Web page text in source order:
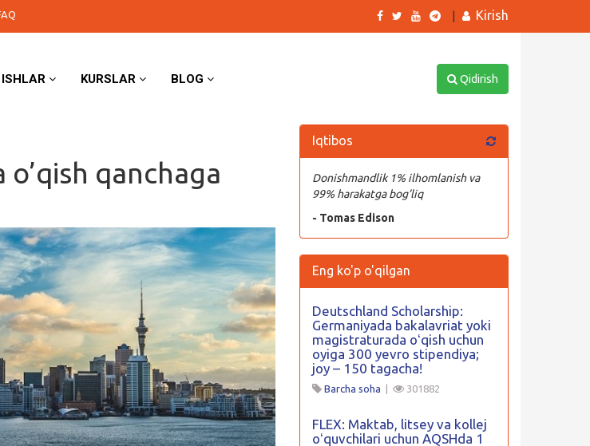
Kirish
ISHLAR KURSLAR BLOG Qidirish
qanchaga
Iqtibos
Donishmandlik 1% ilhomlanish va
99% harakatga bog’liq
- Tomas Edison
Eng ko'p o'qilgan
Deutschland Scholarship:
Germaniyada bakalavriat yoki
magistraturada oʻqish uchun
oyiga 300 yevro stipendiya;
joy – 150 tagacha!
Barcha soha 301882
FLEX: Maktab, litsey va kollej
oʻquvchilari uchun AQSHda 1